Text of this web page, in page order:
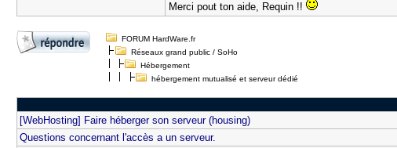
Merci pout ton aide, Requin !!
FORUM HardWare.fr
Réseaux grand public / SoHo
Hébergement
hébergement mutualisé et serveur dédié
[WebHosting] Faire héberger son serveur (housing)
Questions concernant l'accès a un serveur.